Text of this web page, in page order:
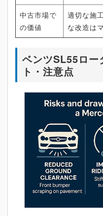
中古市場で
の価値
適切な施
な改造は
ベンツSL55ロー
ト・注意点